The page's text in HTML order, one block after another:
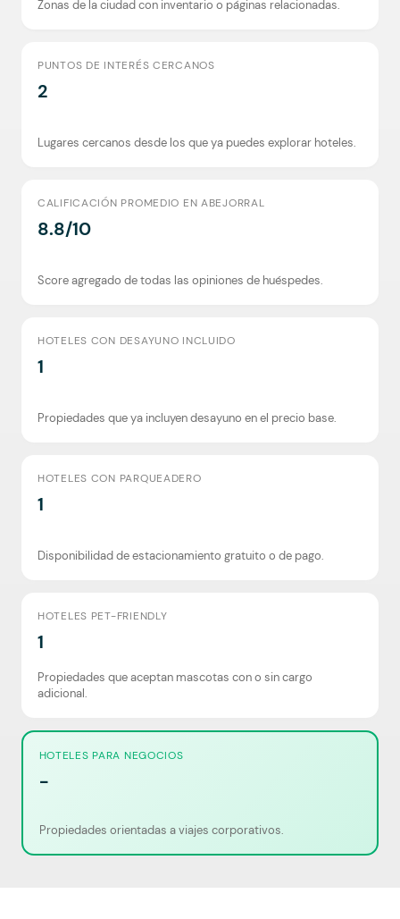
Zonas de la ciudad con inventario o páginas relacionadas.
PUNTOS DE INTERÉS CERCANOS
2
Lugares cercanos desde los que ya puedes explorar hoteles.
CALIFICACIÓN PROMEDIO EN ABEJORRAL
8.8/10
Score agregado de todas las opiniones de huéspedes.
HOTELES CON DESAYUNO INCLUIDO
1
Propiedades que ya incluyen desayuno en el precio base.
HOTELES CON PARQUEADERO
1
Disponibilidad de estacionamiento gratuito o de pago.
HOTELES PET-FRIENDLY
1
Propiedades que aceptan mascotas con o sin cargo
adicional.
HOTELES PARA NEGOCIOS
-
Propiedades orientadas a viajes corporativos.